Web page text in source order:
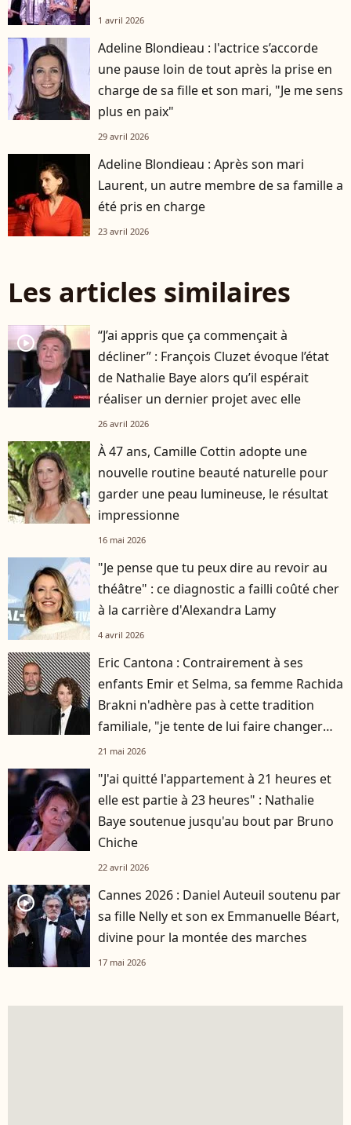
1 avril 2026
Adeline Blondieau : l'actrice s’accorde
une pause loin de tout après la prise en
charge de sa fille et son mari, "Je me sens
plus en paix"
29 avril 2026
Adeline Blondieau : Après son mari
Laurent, un autre membre de sa famille a
été pris en charge
23 avril 2026
Les articles similaires
player2
“J’ai appris que ça commençait à
décliner” : François Cluzet évoque l’état
de Nathalie Baye alors qu’il espérait
réaliser un dernier projet avec elle
26 avril 2026
À 47 ans, Camille Cottin adopte une
nouvelle routine beauté naturelle pour
garder une peau lumineuse, le résultat
impressionne
16 mai 2026
"Je pense que tu peux dire au revoir au
théâtre" : ce diagnostic a failli coûté cher
à la carrière d'Alexandra Lamy
4 avril 2026
Eric Cantona : Contrairement à ses
enfants Emir et Selma, sa femme Rachida
Brakni n'adhère pas à cette tradition
familiale, "je tente de lui faire changer
d'avis"
21 mai 2026
"J'ai quitté l'appartement à 21 heures et
elle est partie à 23 heures" : Nathalie
Baye soutenue jusqu'au bout par Bruno
Chiche
22 avril 2026
player2
Cannes 2026 : Daniel Auteuil soutenu par
sa fille Nelly et son ex Emmanuelle Béart,
divine pour la montée des marches
17 mai 2026